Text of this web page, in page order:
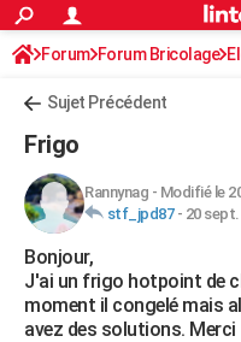
ACTUALITÉS
Politique
Société
Faits Divers
Education
Monde
Villes
+
FINANCE
Retraite
Impôts
Epargne
Immobilier
Risques naturels par ville
Banque
Assurance
Crédit
AUTO
Essais
Réserver un essai
Citadines
Berlines
SUV
Forum auto
+HIGH-TECH
Mobiles
Meilleur smartphone
Internet
Ordinateurs
Jeux vidéo
Guide high-tech
+BRICOLAGE
Forum Forum Bricolage
Sujet Précédent
Frigo
Rannynag - Modifié le
stf_jpd87- 20 sept.
Bonjour,
J'ai un frigo hotpoint de
moment il congelé mais
avez des solutions. Merci